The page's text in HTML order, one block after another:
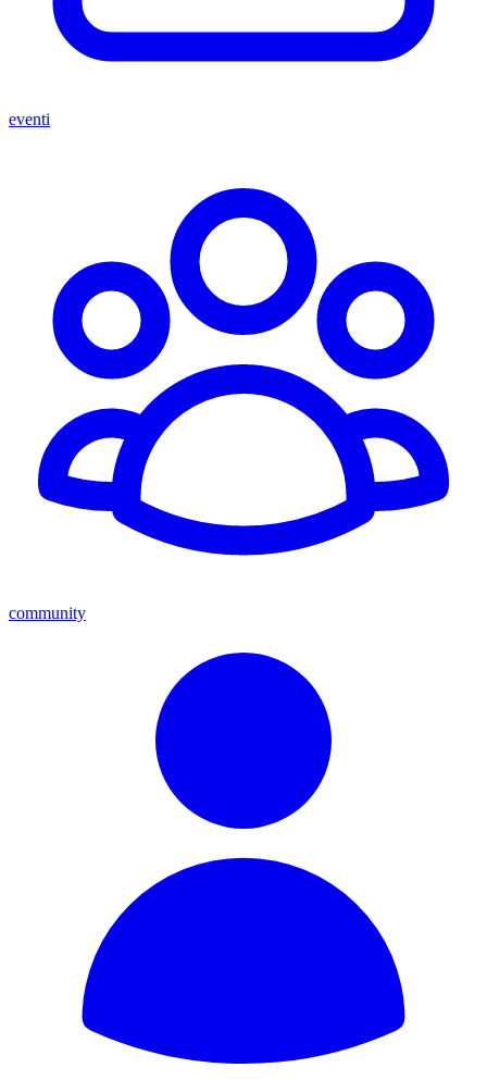
eventi
community